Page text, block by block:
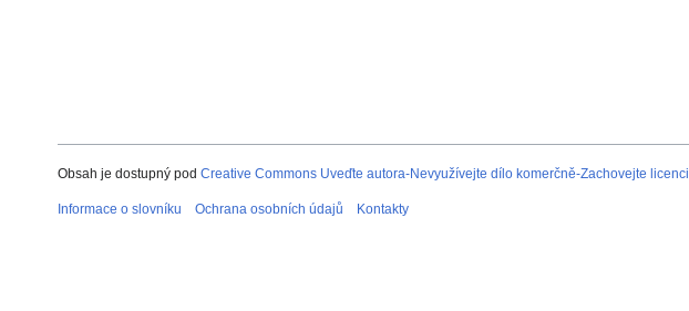
Obsah je dostupný pod Creative Commons Uveďte autora-Nevyužívejte dílo komerčně-Zachovejte licenci
Informace o slovníku Ochrana osobních údajů Kontakty